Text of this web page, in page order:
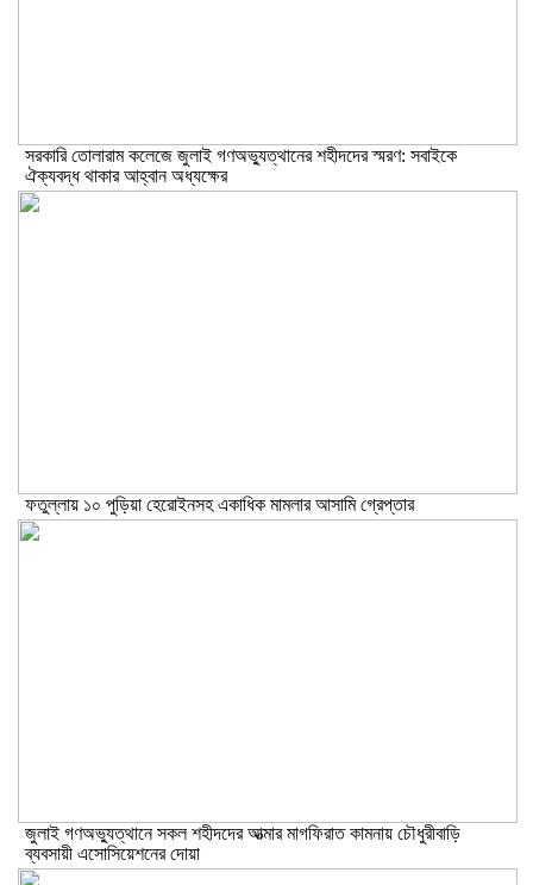
সরকারি তোলারাম কলেজে জুলাই গণঅভ্যুত্থানের শহীদদের স্মরণ: সবাইকে
ঐক্যবদ্ধ থাকার আহ্বান অধ্যক্ষের
ফতুল্লায় ১০ পুড়িয়া হেরোইনসহ একাধিক মামলার আসামি গ্রেপ্তার
জুলাই গণঅভ্যুত্থানে সকল শহীদদের আত্মার মাগফিরাত কামনায় চৌধুরীবাড়ি
ব্যবসায়ী এসোসিয়েশনের দোয়া